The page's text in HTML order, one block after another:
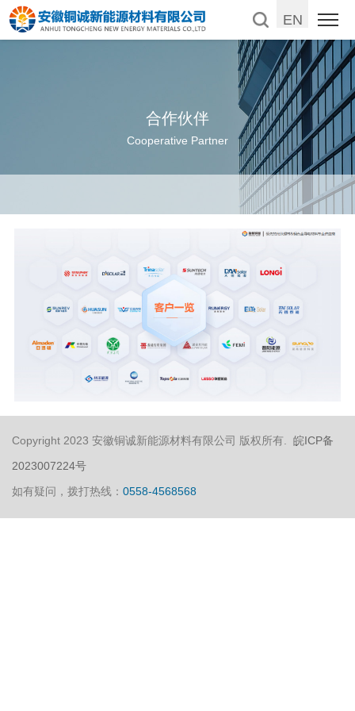
EN
合作伙伴
Cooperative Partner
Copyright 2023 安徽铜诚新能源材料有限公司 版权所有. 皖ICP备
2023007224号
如有疑问，拨打热线： 0558-4568568